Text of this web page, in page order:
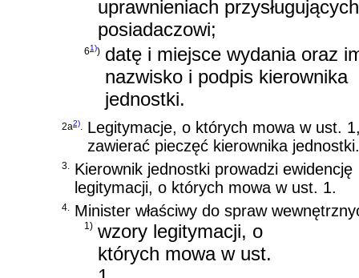
uprawnieniach
posiadaczowi;
61)) datę i miejsce wydania oraz
nazwisko i podpis kierownika
jednostki.
2a2). Legitymacje, o których mowa w ust.
zawierać pieczęć kierownika jednostki.
3. Kierownik jednostki prowadzi ewidencję
legitymacji, o których mowa w ust. 1.
4. Minister właściwy do spraw
1) wzory legitymacji, o
których mowa w ust.